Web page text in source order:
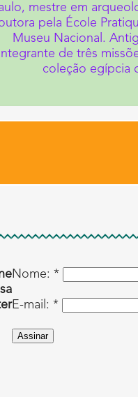
mestre em
pela École
Museu Nacional.
Integrante de três
coleção egípcia
Nome: *
E-mail: *
Assinar